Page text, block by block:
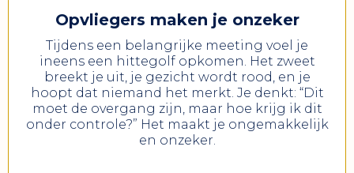
Opvliegers maken je onzeker
Tijdens een belangrijke meeting voel je
ineens een hittegolf opkomen. Het zweet
breekt je uit, je gezicht wordt rood, en je
hoopt dat niemand het merkt. Je denkt: “Dit
moet de overgang zijn, maar hoe krijg ik dit
onder controle?” Het maakt je ongemakkelijk
en onzeker.